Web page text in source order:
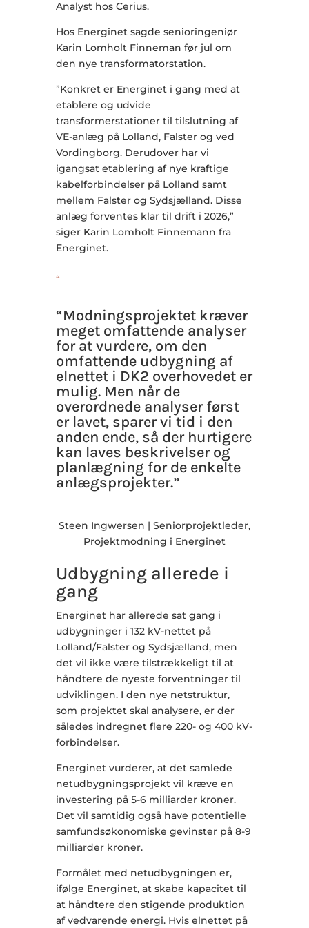
Analyst hos Cerius.
Hos Energinet sagde senioringeniør
Karin Lomholt Finneman før jul om
den nye transformatorstation.
”Konkret er Energinet i gang med at
etablere og udvide
transformerstationer til tilslutning af
VE-anlæg på Lolland, Falster og ved
Vordingborg. Derudover har vi
igangsat etablering af nye kraftige
kabelforbindelser på Lolland samt
mellem Falster og Sydsjælland. Disse
anlæg forventes klar til drift i 2026,”
siger Karin Lomholt Finnemann fra
Energinet.
“
“Modningsprojektet kræver
meget omfattende analyser
for at vurdere, om den
omfattende udbygning af
elnettet i DK2 overhovedet er
mulig. Men når de
overordnede analyser først
er lavet, sparer vi tid i den
anden ende, så der hurtigere
kan laves beskrivelser og
planlægning for de enkelte
anlægsprojekter.”
Steen Ingwersen | Seniorprojektleder,
Projektmodning i Energinet
Udbygning allerede i
gang
Energinet har allerede sat gang i
udbygninger i 132 kV-nettet på
Lolland/Falster og Sydsjælland, men
det vil ikke være tilstrækkeligt til at
håndtere de nyeste forventninger til
udviklingen. I den nye netstruktur,
som projektet skal analysere, er der
således indregnet flere 220- og 400 kV-
forbindelser.
Energinet vurderer, at det samlede
netudbygningsprojekt vil kræve en
investering på 5-6 milliarder kroner.
Det vil samtidig også have potentielle
samfundsøkonomiske gevinster på 8-9
milliarder kroner.
Formålet med netudbygningen er,
ifølge Energinet, at skabe kapacitet til
at håndtere den stigende produktion
af vedvarende energi. Hvis elnettet på